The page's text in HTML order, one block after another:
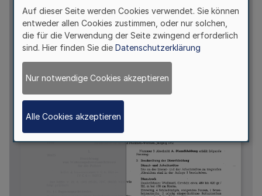
Auf dieser Seite werden Cookies verwendet. Sie können
entweder allen Cookies zustimmen, oder nur solchen,
die für die Verwendung der Seite zwingend erforderlich
sind. Hier finden Sie die Datenschutzerklärung
Nur notwendige Cookies akzeptieren
Alle Cookies akzeptieren